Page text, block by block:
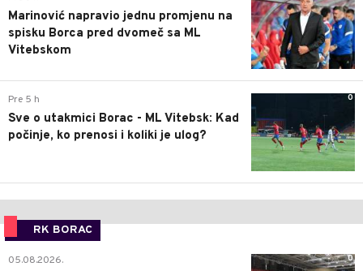
Marinović napravio jednu promjenu na
spisku Borca pred dvomeč sa ML
Vitebskom
0
Pre 5 h
Sve o utakmici Borac - ML Vitebsk: Kad
počinje, ko prenosi i koliki je ulog?
RK BORAC
0
05.08.2026.